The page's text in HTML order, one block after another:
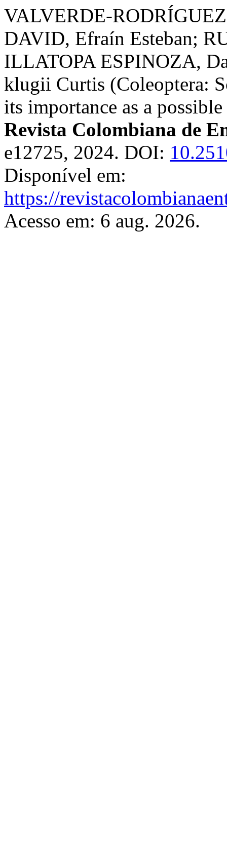
VALVERDE-
DAVID, Efraín Esteban;
ILLATOPA ESPINOZA,
klugii Curtis (Coleoptera:
its importance as a
Revista Colombiana de
e12725, 2024. DOI:
Disponível em:
https://
Acesso em: 6 aug. 2026.